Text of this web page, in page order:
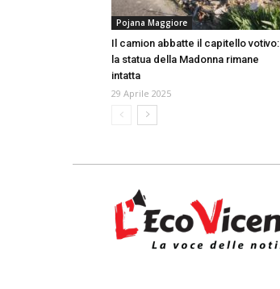
Pojana Maggiore
Il camion abbatte il capitello votivo:
la statua della Madonna rimane
intatta
29 Aprile 2025